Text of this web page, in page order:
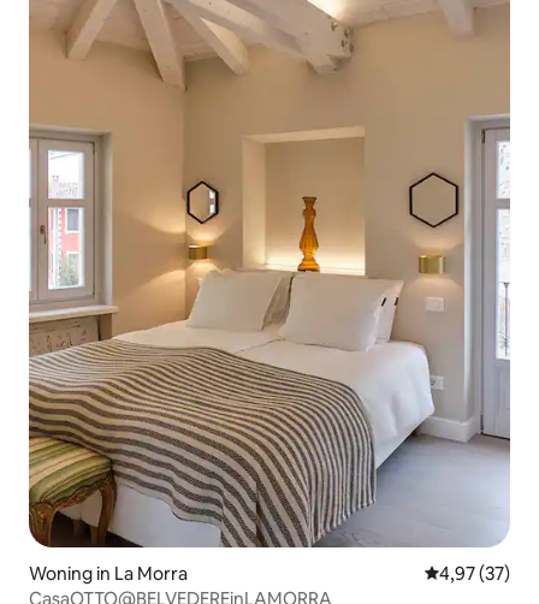
Woning in La Morra Gemiddelde
4,97 (37)
CasaOTTO@BELVEDEREinLAMORRA